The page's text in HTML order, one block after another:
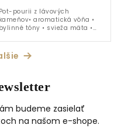
Pot-pourii z lávových
kameňov• aromatická vôňa •
bylinné tóny • svieža mäta •
kovová nádoba s priemerom
cm • parfumová náplň...
budeme zasielať
na našom e-shope.